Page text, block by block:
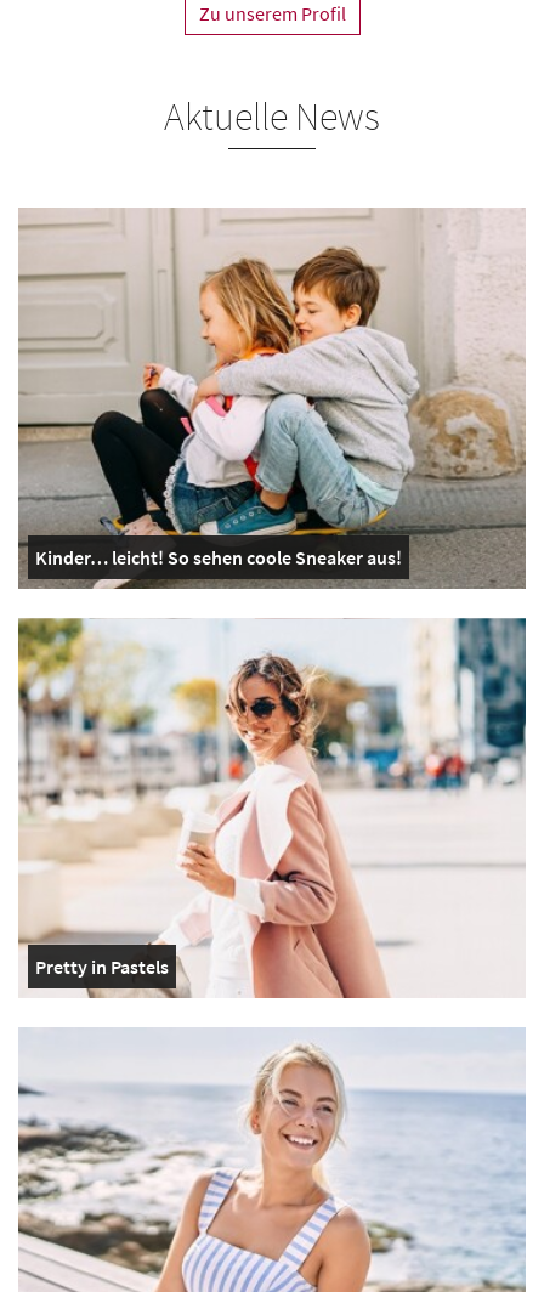
Zu unserem Profil
Aktuelle News
Kinder… leicht! So sehen coole Sneaker aus!
Pretty in Pastels